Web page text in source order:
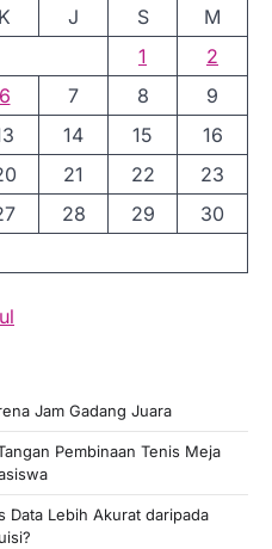
K J S
M
1
2
6 7 8
9
14 15
16
21 22
23
28 29
30
Jam Gadang Juara
Pembinaan Tenis Meja
Data Lebih Akurat daripada